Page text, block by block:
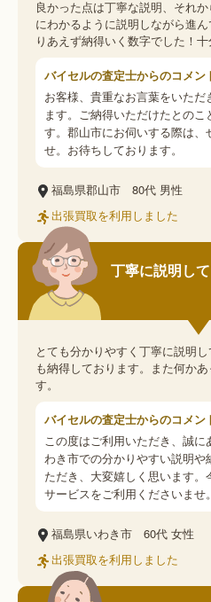
良かった点は丁寧な説明、それ
にわかるように説明しながら進
りあえず納得いく数字でした！十
バイセルの査定士からのコメン
お客様、貴重なお言葉をいた
ます。ご納得いただけたとのこ
す。郡山市にお伺いする際は、
せ。お待ちしております。
福島県郡山市 80代 男性
出張買取を利用しました
丁寧に説明し
とても分かりやすく丁寧に説明
も納得しております。また何か
す。
バイセルの査定士からのコメン
この度はご利用いただき、誠
わき市での分かりやすい説明
ただき、大変嬉しく思います
サービスをご利用くださいませ。
福島県いわき市 60代 女性
出張買取を利用しました